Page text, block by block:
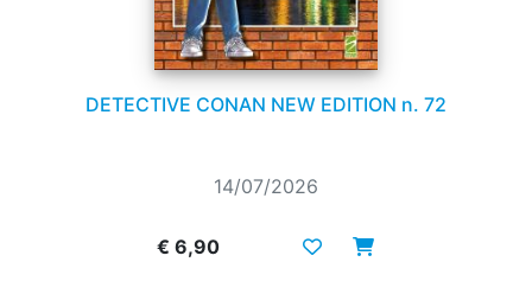
DETECTIVE CONAN NEW EDITION n. 72
14/07/2026
€ 6,90